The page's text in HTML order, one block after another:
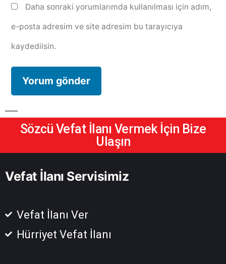
Daha sonraki yorumlarımda kullanılması için adım,
e-posta adresim ve site adresim bu tarayıcıya
kaydedilsin.
Sözcü Vefat İlanı Vermek İçin Bize
Ulaşın
Vefat İlanı Servisimiz
Vefat İlanı Ver
Hürriyet Vefat İlanı